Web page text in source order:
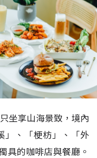
坐享山海景致，境內
」、「梗枋」、「外
具的咖啡店與餐廳。